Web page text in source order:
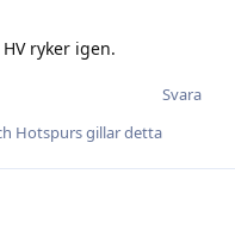
ryker igen.
Svara
Hotspursgillar detta